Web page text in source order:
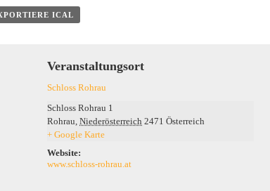
ICAL
Veranstaltungsort
Schloss Rohrau
Schloss Rohrau 1
Rohrau, Niederösterreich 2471 Österreich
+ Google Karte
Website:
www.schloss-rohrau.at